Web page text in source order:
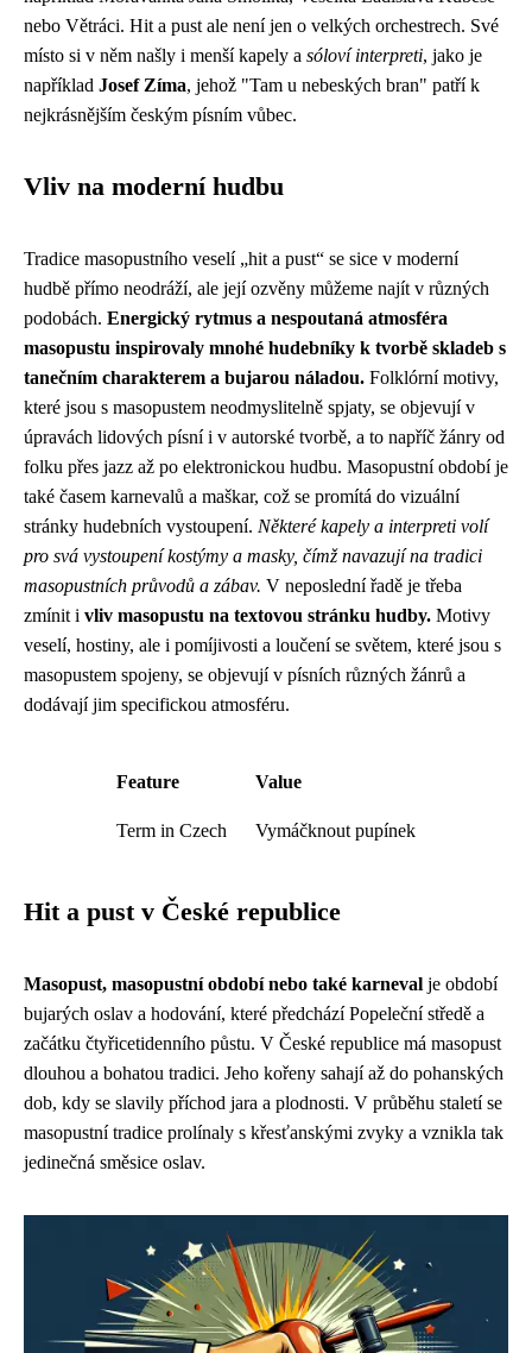
nebo Větráci. Hit a pust ale není jen o velkých orchestrech. Své
místo si v něm našly i menší kapely a sóloví interpreti, jako je
například Josef Zíma, jehož "Tam u nebeských bran" patří k
nejkrásnějším českým písním vůbec.
Vliv na moderní hudbu
Tradice masopustního veselí „hit a pust“ se sice v moderní
hudbě přímo neodráží, ale její ozvěny můžeme najít v různých
podobách. Energický rytmus a nespoutaná atmosféra
masopustu inspirovaly mnohé hudebníky k tvorbě skladeb s
tanečním charakterem a bujarou náladou. Folklórní motivy,
které jsou s masopustem neodmyslitelně spjaty, se objevují v
úpravách lidových písní i v autorské tvorbě, a to napříč žánry od
folku přes jazz až po elektronickou hudbu. Masopustní období je
také časem karnevalů a maškar, což se promítá do vizuální
stránky hudebních vystoupení. Některé kapely a interpreti volí
pro svá vystoupení kostýmy a masky, čímž navazují na tradici
masopustních průvodů a zábav. V neposlední řadě je třeba
zmínit i vliv masopustu na textovou stránku hudby. Motivy
veselí, hostiny, ale i pomíjivosti a loučení se světem, které jsou s
masopustem spojeny, se objevují v písních různých žánrů a
dodávají jim specifickou atmosféru.
Feature Value
Term in Czech Vymáčknout pupínek
Hit a pust v České republice
Masopust, masopustní období nebo také karneval je období
bujarých oslav a hodování, které předchází Popeleční středě a
začátku čtyřicetidenního půstu. V České republice má masopust
dlouhou a bohatou tradici. Jeho kořeny sahají až do pohanských
dob, kdy se slavily příchod jara a plodnosti. V průběhu staletí se
masopustní tradice prolínaly s křesťanskými zvyky a vznikla tak
jedinečná směsice oslav.